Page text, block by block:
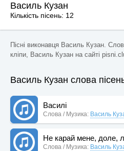
Василь Кузан
Кількість пісень: 12
Пісні виконавця Василь Кузан.
кліпи, Василь Кузан на сайті
Василь Кузан слова
Василі
Слова / Музика: Василь
Не карай мене, доле,
Слова / Музика: Василь